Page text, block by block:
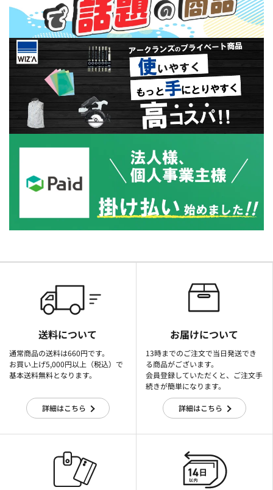
送料について
通常商品の送料は660円です。
お買い上げ5,000円以上（税込）で
基本送料無料となります。
詳細はこちら
お届けについて
13時までのご注文で当日発送でき
る商品がございます。
会員登録していただくと、ご注文手
続きが簡単になります。
詳細はこちら